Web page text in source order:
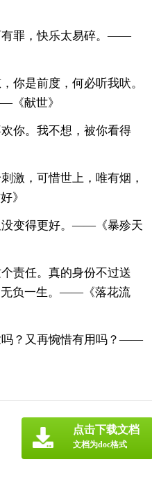
有罪，快乐太易碎。——
你是前度，何必听我吠。
《献世》
你。我不想，被你看得
激，可惜世上，唯有烟，
》
没变得更好。——《暴殄天
责任。真的身份不过送
无负一生。——《落花流
吗？又再惋惜有用吗？——
点击下载文档
文档为doc格式